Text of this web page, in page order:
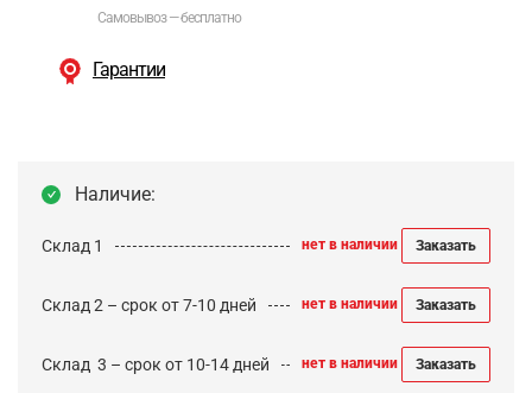
Самовывоз — бесплатно
Гарантии
Наличие:
Склад 1 нет в наличии Заказать
Склад 2 – срок от 7-10 дней нет в наличии Заказать
Cклад 3 – срок от 10-14 дней нет в наличии Заказать